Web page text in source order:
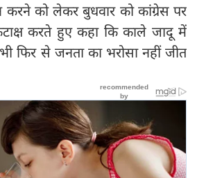
करने को लेकर बुधवार को कांग्रेस पर
करते हुए कहा कि काले जादू में
फिर से जनता का भरोसा नहीं जीत